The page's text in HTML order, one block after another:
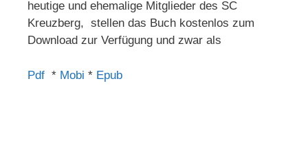
heutige und ehemalige Mitglieder des SC
Kreuzberg, stellen das Buch kostenlos zum
Download zur Verfügung und zwar als
Pdf * Mobi * Epub